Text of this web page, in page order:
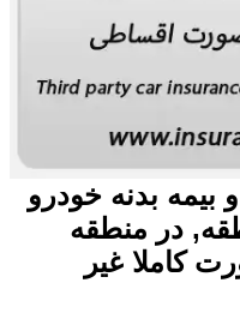
بدنه خودرو
در منطقه
کاملا غیر